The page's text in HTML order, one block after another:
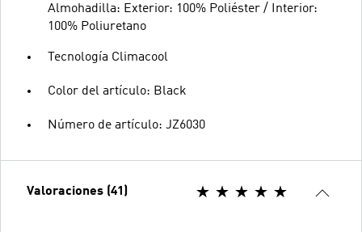
Almohadilla: Exterior: 100% Poliéster / Interior:
100% Poliuretano
Tecnología Climacool
Color del artículo: Black
Número de artículo: JZ6030
Valoraciones (41)